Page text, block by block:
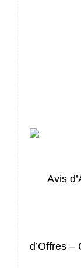
Avis
d’Offres –